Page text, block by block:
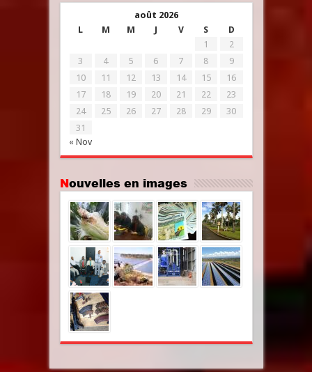
août 2026
L
M M J V S D
« Nov
1
2
3
4 5 6 7 8
9
10
11 12 13 14 15
16
17
18 19 20 21 22
23
24
25 26 27 28 29
30
31
Nouvelles en images